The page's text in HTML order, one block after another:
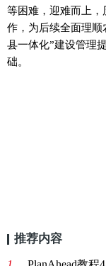
等困难，迎难而上，
作，为后续全面理
县一体化”建设管理
础。
推荐内容